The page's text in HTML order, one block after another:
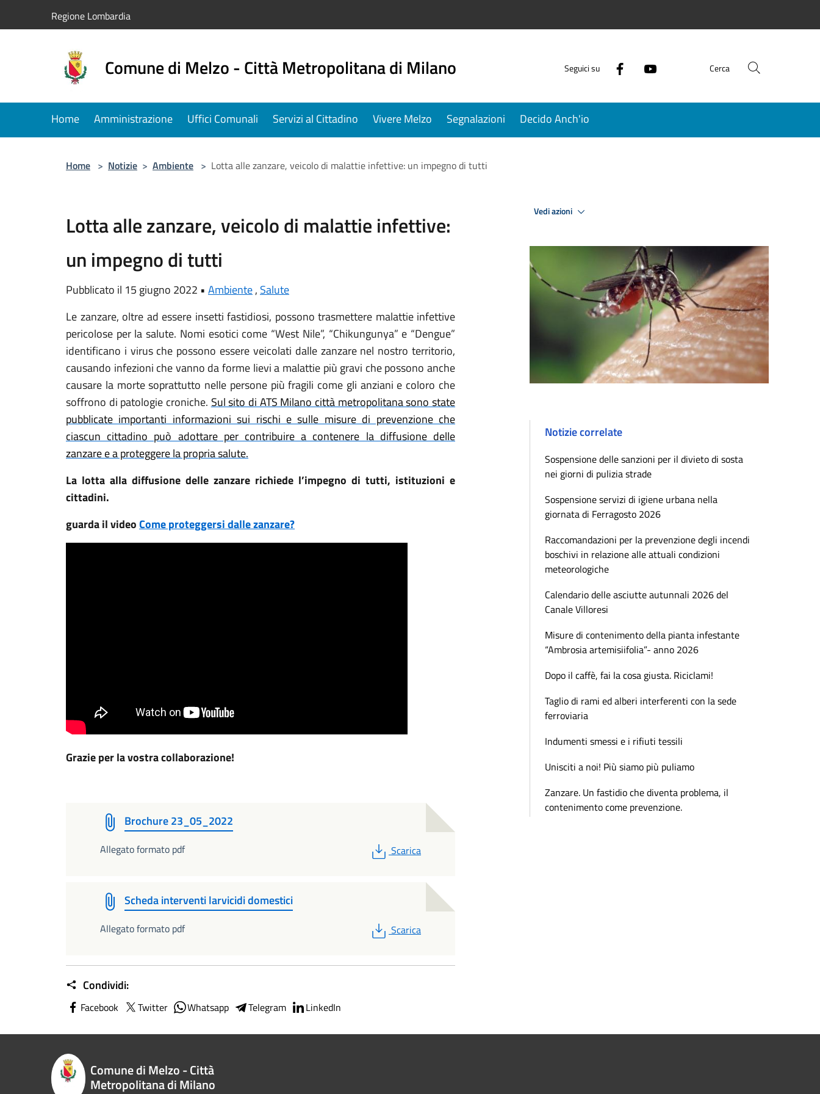
Regione Lombardia
Comune di Melzo - Città Metropolitana di Milano Seguici su Cerca
Home Amministrazione Uffici Comunali Servizi al Cittadino Vivere Melzo Segnalazioni Decido Anch'io
Home > Notizie > Ambiente > Lotta alle zanzare, veicolo di malattie infettive: un impegno di tutti
Lotta alle zanzare, veicolo di malattie infettive:
un impegno di tutti
Pubblicato il 15 giugno 2022 • Ambiente, Salute
Le zanzare, oltre ad essere insetti fastidiosi, possono trasmettere malattie infettive
pericolose per la salute. Nomi esotici come “West Nile”, “Chikungunya” e “Dengue”
identificano i virus che possono essere veicolati dalle zanzare nel nostro territorio,
causando infezioni che vanno da forme lievi a malattie più gravi che possono anche
causare la morte soprattutto nelle persone più fragili come gli anziani e coloro che
soffrono di patologie croniche. Sul sito di ATS Milano città metropolitana sono state
pubblicate importanti informazioni sui rischi e sulle misure di prevenzione che
ciascun cittadino può adottare per contribuire a contenere la diffusione delle
zanzare e a proteggere la propria salute.
La lotta alla diffusione delle zanzare richiede l’impegno di tutti, istituzioni e
cittadini.
guarda il videoCome proteggersi dalle zanzare?
Grazie per la vostra collaborazione!
Brochure 23_05_2022
Allegato formato pdf PDF
Scarica
Scheda interventi larvicidi domestici
Allegato formato pdf PDF
Scarica
Condividi:
Facebook Twitter Whatsapp Telegram LinkedIn
Vedi azioni
Notizie correlate
Sospensione delle sanzioni per il divieto di sosta
nei giorni di pulizia strade
Sospensione servizi di igiene urbana nella
giornata di Ferragosto 2026
Raccomandazioni per la prevenzione degli incendi
boschivi in relazione alle attuali condizioni
meteorologiche
Calendario delle asciutte autunnali 2026 del
Canale Villoresi
Misure di contenimento della pianta infestante
“Ambrosia artemisiifolia”- anno 2026
Dopo il caffè, fai la cosa giusta. Riciclami!
Taglio di rami ed alberi interferenti con la sede
ferroviaria
Indumenti smessi e i rifiuti tessili
Unisciti a noi! Più siamo più puliamo
Zanzare. Un fastidio che diventa problema, il
contenimento come prevenzione.
Comune di Melzo - Città
Metropolitana di Milano